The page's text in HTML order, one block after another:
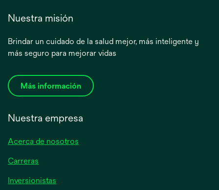
Nuestra misión
Brindar un cuidado de la salud mejor, más inteligente y
más seguro para mejorar vidas
Más información
Nuestra empresa
Acerca de nosotros
Carreras
Inversionistas